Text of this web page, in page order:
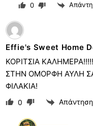
0
Effie's Sweet Home
ΚΟΡΙΤΣΙΑ
ΣΤΗΝ ΟΜΟΡΦΗ ΑΥΛΗ
ΦΙΛΑΚΙΑ!
0 Απάντηση